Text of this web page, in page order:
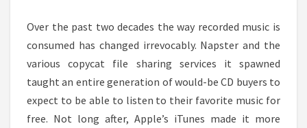
Over the past two decades the way recorded music is
consumed has changed irrevocably. Napster and the
various copycat file sharing services it spawned
taught an entire generation of would-be CD buyers to
expect to be able to listen to their favorite music for
free. Not long after, Apple’s iTunes made it more